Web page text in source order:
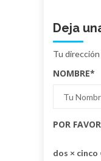
Deja
Tu
NOMBRE*
POR
dos × cinco